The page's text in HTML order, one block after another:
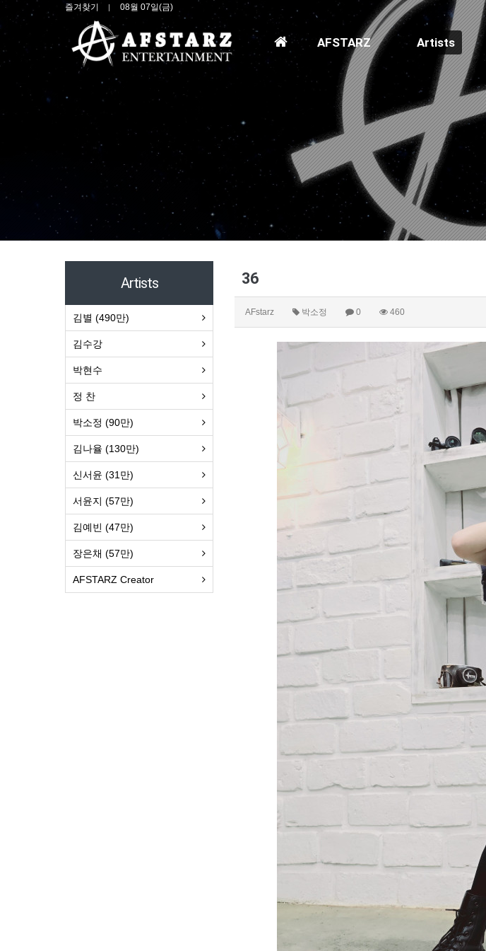
즐겨찾기 08월 07일(금)
홈
으
로
AFSTARZ Artists
36
AFstarz 박소정 0 460
Artists
김별 (490만)
김수강
박현수
정 찬
박소정 (90만)
김나율 (130만)
신서윤 (31만)
서윤지 (57만)
김예빈 (47만)
장은채 (57만)
AFSTARZ Creator